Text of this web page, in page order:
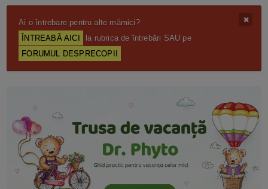
Ai o întrebare pentru alte mămici?
ÎNTREABĂ AICI
la rubrica de întrebări SAU pe
FORUMUL DESPRECOPII